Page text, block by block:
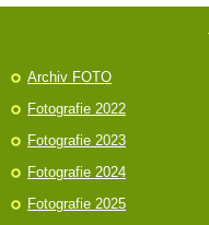
Archiv FOTO
Fotografie 2022
Fotografie 2023
Fotografie 2024
Fotografie 2025